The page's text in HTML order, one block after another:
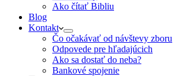
Ako čítať Bibliu
Blog
Kontakt
Čo očakávať od návštevy zboru
Odpovede pre hľadajúcich
Ako sa dostať do neba?
Bankové spojenie